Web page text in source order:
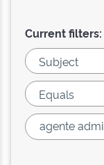
Current filters: